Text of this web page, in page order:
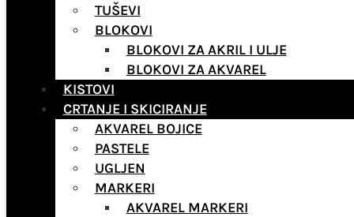
TUŠEVI
BLOKOVI
BLOKOVI ZA AKRIL I ULJE
BLOKOVI ZA AKVAREL
KISTOVI
CRTANJE I SKICIRANJE
AKVAREL BOJICE
PASTELE
UGLJEN
MARKERI
AKVAREL MARKERI